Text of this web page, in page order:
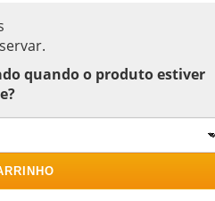
quando o produto estiver